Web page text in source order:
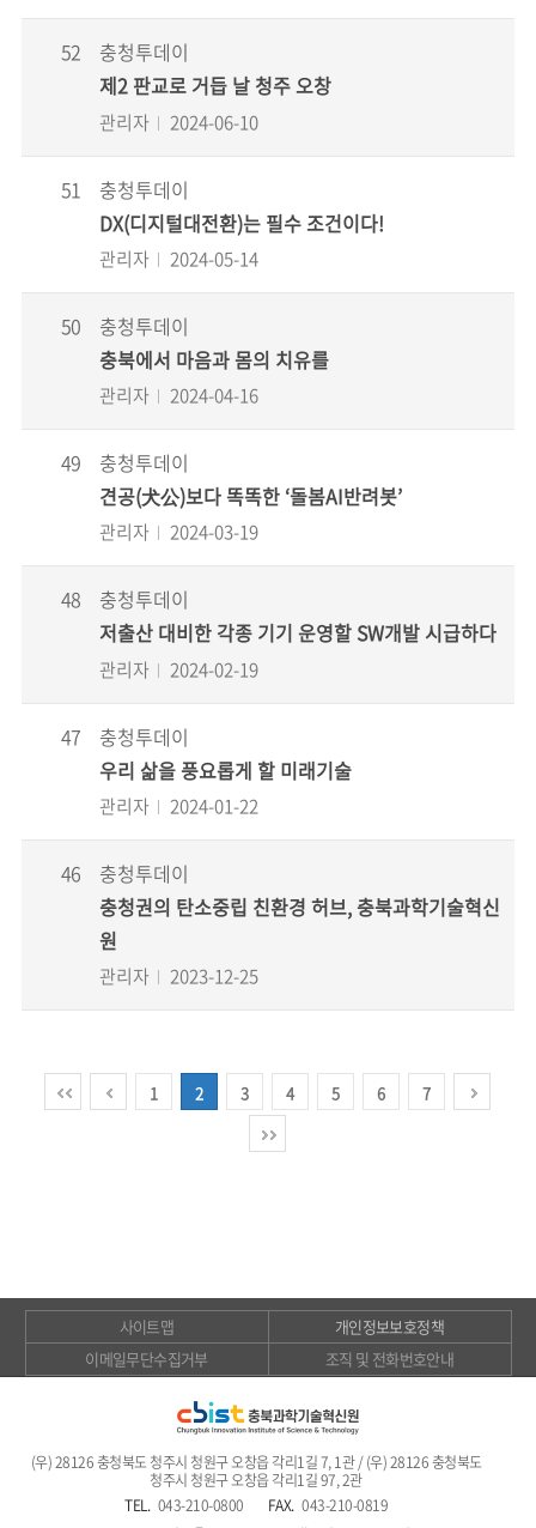
52
충청투데이
제2 판교로 거듭 날 청주 오창
관리자 2024-06-10
51
충청투데이
DX(디지털대전환)는 필수 조건이다!
관리자 2024-05-14
50
충청투데이
충북에서 마음과 몸의 치유를
관리자 2024-04-16
49
충청투데이
견공(犬公)보다 똑똑한 ‘돌봄AI반려봇’
관리자 2024-03-19
48
충청투데이
저출산 대비한 각종 기기 운영할 SW개발 시급하다
관리자 2024-02-19
47
충청투데이
우리 삶을 풍요롭게 할 미래기술
관리자 2024-01-22
46
충청투데이
충청권의 탄소중립 친환경 허브, 충북과학기술혁신
원
관리자 2023-12-25
1 2 3 4 5 6 7
사이트맵
개인정보보호정책
이메일무단수집거부
조직 및 전화번호안내
(우) 28126 충청북도 청주시 청원구 오창읍 각리1길 7, 1관 / (우) 28126 충청북도
청주시 청원구 오창읍 각리1길 97, 2관
TEL. 043-210-0800 FAX. 043-210-0819